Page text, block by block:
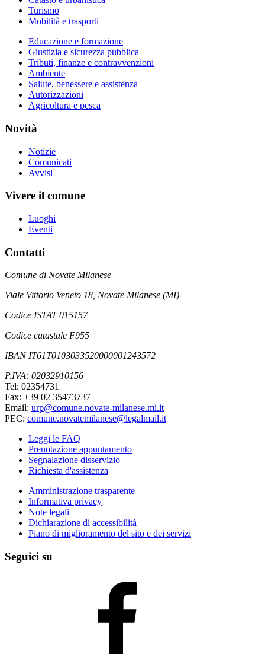
Turismo
Mobilità e trasporti
Educazione e formazione
Giustizia e sicurezza pubblica
Tributi, finanze e contravvenzioni
Ambiente
Salute, benessere e assistenza
Autorizzazioni
Agricoltura e pesca
Novità
Notizie
Comunicati
Avvisi
Vivere il comune
Luoghi
Eventi
Contatti
Comune di Novate Milanese
Viale Vittorio Veneto 18, Novate Milanese (MI)
Codice ISTAT 015157
Codice catastale F955
IBAN IT61T0103033520000001243572
P.IVA: 02032910156
Tel: 02354731
Fax: +39 02 35473737
Email: urp@comune.novate-milanese.mi.it
PEC: comune.novatemilanese@legalmail.it
Leggi le FAQ
Prenotazione appuntamento
Segnalazione disservizio
Richiesta d'assistenza
Amministrazione trasparente
Informativa privacy
Note legali
Dichiarazione di accessibilità
Piano di miglioramento del sito e dei servizi
Seguici su